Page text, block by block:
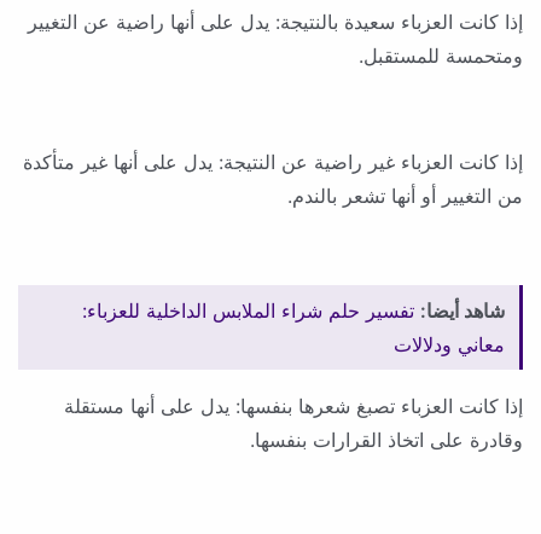
إذا كانت العزباء سعيدة بالنتيجة: يدل على أنها راضية عن التغيير
ومتحمسة للمستقبل.
إذا كانت العزباء غير راضية عن النتيجة: يدل على أنها غير متأكدة
من التغيير أو أنها تشعر بالندم.
شاهد أيضا: تفسير حلم شراء الملابس الداخلية للعزباء:
معاني ودلالات
إذا كانت العزباء تصبغ شعرها بنفسها: يدل على أنها مستقلة
وقادرة على اتخاذ القرارات بنفسها.